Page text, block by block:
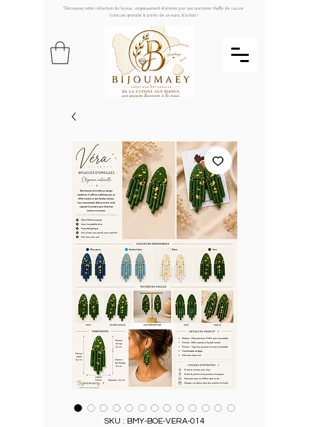
Découvrez notre collection de bijoux, soigneusement élaborée par une ancienne cheffe de cuisine
livraison gratuite à partir de 49 euros d'achat !
SKU : BMY-BOE-VERA-014